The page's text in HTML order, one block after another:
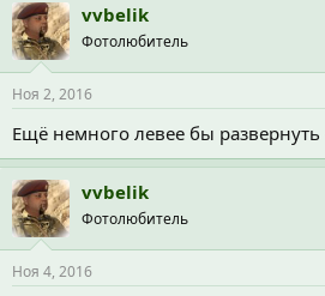
vvbelik
Фотолюбитель
Ноя 2, 2016
Ещё немного левее бы развернуть
vvbelik
Фотолюбитель
Ноя 4, 2016